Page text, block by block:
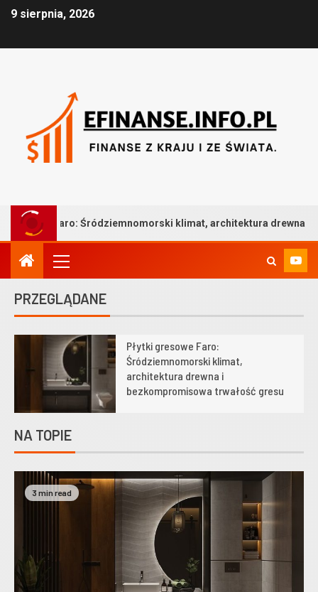
9 sierpnia, 2026
klimat, architektura drewna i
PRZEGLĄDANE
Płytki gresowe Faro:
Śródziemnomorski klimat,
architektura drewna i
bezkompromisowa trwałość gresu
NA TOPIE
3 min read